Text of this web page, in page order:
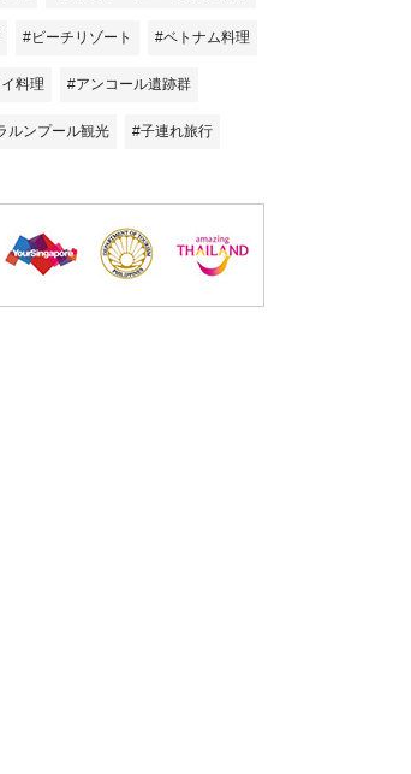
#ビーチリゾート #ベトナム料理
料理 #アンコール遺跡群
ルンプール観光 #子連れ旅行